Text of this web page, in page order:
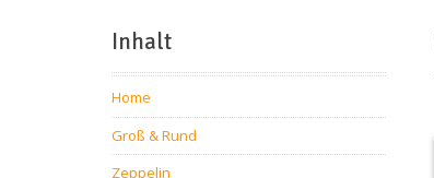
Inhalt
Home
Groß & Rund
Zeppelin